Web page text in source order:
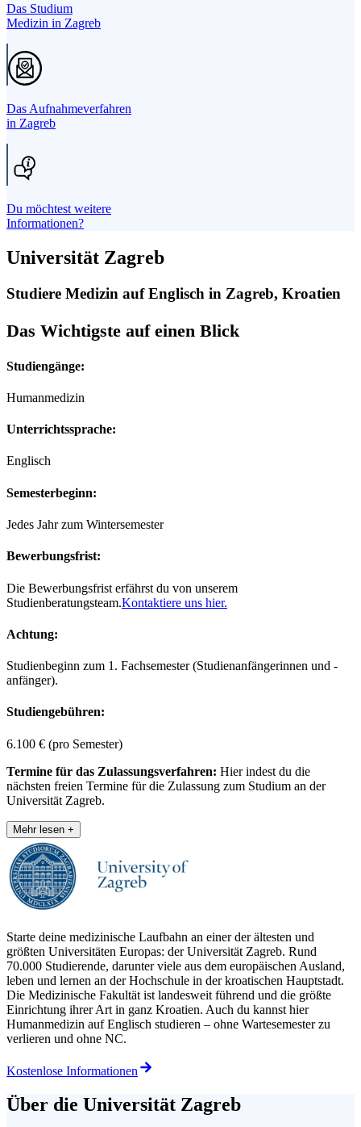
Das Studium
Medizin in Zagreb
Das Aufnahmeverfahren
in Zagreb
Du möchtest weitere
Informationen?
Universität Zagreb
Studiere Medizin auf Englisch in Zagreb, Kroatien
Das Wichtigste auf einen Blick
Studiengänge:
Humanmedizin
Unterrichtssprache:
Englisch
Semesterbeginn:
Jedes Jahr zum Wintersemester
Bewerbungsfrist:
Die Bewerbungsfrist erfährst du von unserem
Studienberatungsteam.Kontaktiere uns hier.
Achtung:
Studienbeginn zum 1. Fachsemester (Studienanfängerinnen und -
anfänger).
Studiengebühren:
6.100 € (pro Semester)
Termine für das Zulassungsverfahren: Hierindest du die
nächsten freien Termine für die Zulassung zum Studium an der
Universität Zagreb.
Mehr lesen +
Starte deine medizinische Laufbahn an einer der ältesten und
größten Universitäten Europas: der Universität Zagreb. Rund
70.000 Studierende, darunter viele aus dem europäischen Ausland,
leben und lernen an der Hochschule in der kroatischen Hauptstadt.
Die Medizinische Fakultät ist landesweit führend und die größte
Einrichtung ihrer Art in ganz Kroatien. Auch du kannst hier
Humanmedizin auf Englisch studieren – ohne Wartesemester zu
verlieren und ohne NC.
Kostenlose Informationen
Über die Universität Zagreb